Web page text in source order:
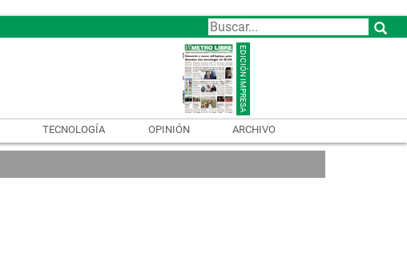
TECNOLOGÍA OPINIÓN ARCHIVO